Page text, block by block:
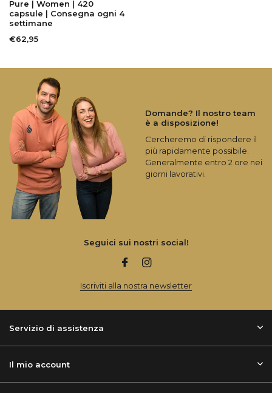
Pure | Women | 420
capsule | Consegna ogni 4
settimane
€62,95
Domande? Il nostro team
è a disposizione!
Cercheremo di rispondere il
più rapidamente possibile.
Generalmente entro 2 ore nei
giorni lavorativi.
Seguici sui nostri social!
Iscriviti alla nostra newsletter
Servizio di assistenza
Il mio account